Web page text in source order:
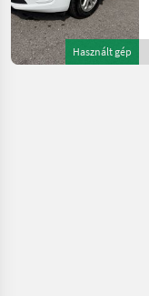
Használt gép